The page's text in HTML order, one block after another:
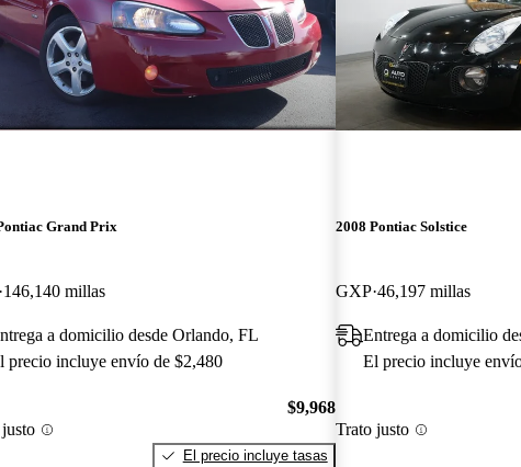
Grand Prix
146,140 millas
a domicilio desde Orlando, FL
precio incluye envío de $2,480
$9,968
El precio incluye tasas
2008 Pontiac Solstice
GXP 46,197 millas
Entrega a domicilio
El precio incluye
Trato justo